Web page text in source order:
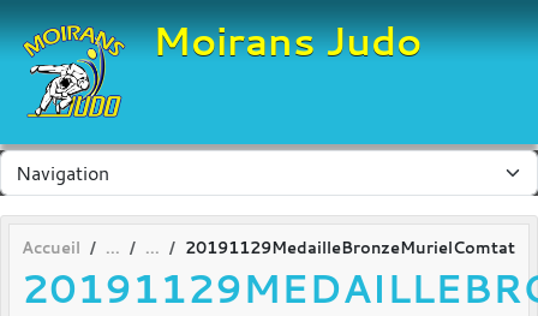
Moirans Judo
Accueil 20191129MedailleBronzeMurielComtat
Panneau de gestion des cookies